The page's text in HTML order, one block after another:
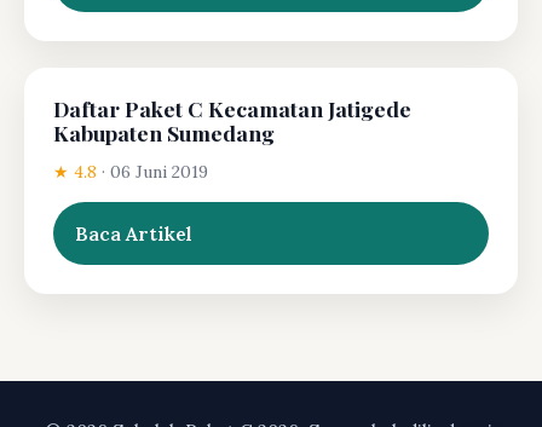
Daftar Paket C Kecamatan Jatigede
Kabupaten Sumedang
★ 4.8 · 06 Juni 2019
Baca Artikel